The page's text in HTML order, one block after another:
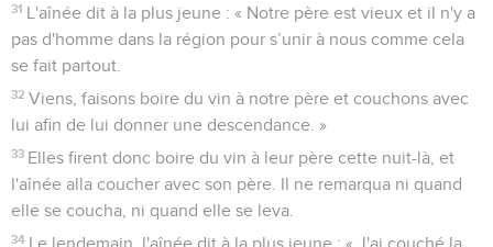
31
L'aînée dit à la plus jeune : « Notre père est vieux et il n'y a
pas d'homme dans la région pour s’unir à nous comme cela
se fait partout.
32 Viens, faisons boire du vin à notre père et couchons avec
lui afin de lui donner une descendance. »
33 Elles firent donc boire du vin à leur père cette nuit-là, et
l'aînée alla coucher avec son père. Il ne remarqua ni quand
elle se coucha, ni quand elle se leva.
34